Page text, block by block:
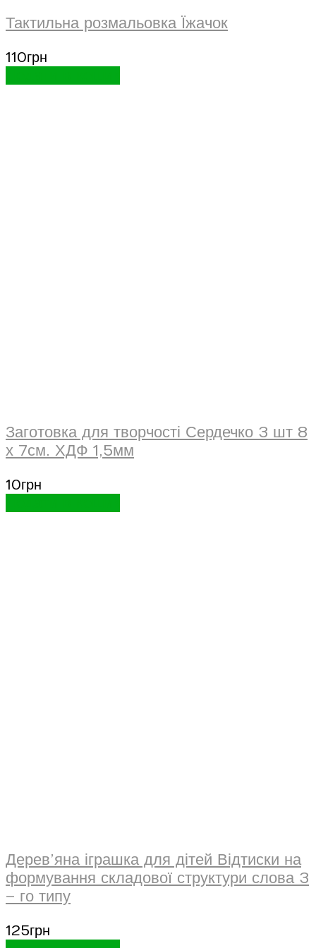
Тактильна розмальовка Їжачок
110грн
Заготовка для творчості Сердечко 3 шт 8
х 7см. ХДФ 1,5мм
10грн
Дерев’яна іграшка для дітей Відтиски на
формування складової структури слова 3
– го типу
125грн